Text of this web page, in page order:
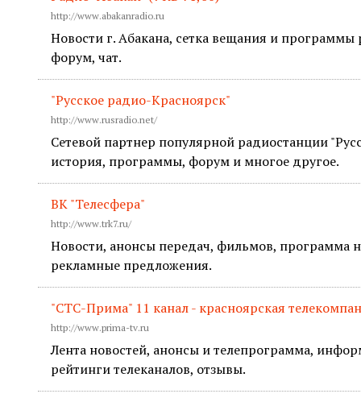
http://www.abakanradio.ru
Новости г. Абакана, сетка вещания и
форум, чат.
"Русское радио-Красноярск"
http://www.rusradio.net/
Сетевой партнер популярной радиостанции
история, программы, форум и многое другое.
ВК "Телесфера"
http://www.trk7.ru/
Новости, анонсы передач, фильмов, программа
рекламные предложения.
"СТС-Прима" 11 канал - красноярская
http://www.prima-tv.ru
Лента новостей, анонсы и телепрограмма,
рейтинги телеканалов, отзывы.